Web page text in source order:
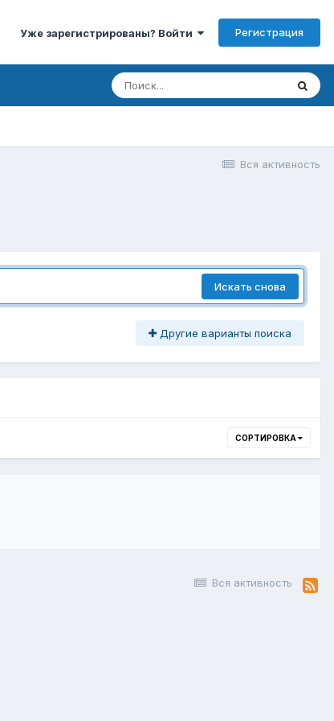
Уже зарегистрированы? Войти Регистрация
Вся активность
Искать снова
Другие варианты поиска
СОРТИРОВКА
Вся активность